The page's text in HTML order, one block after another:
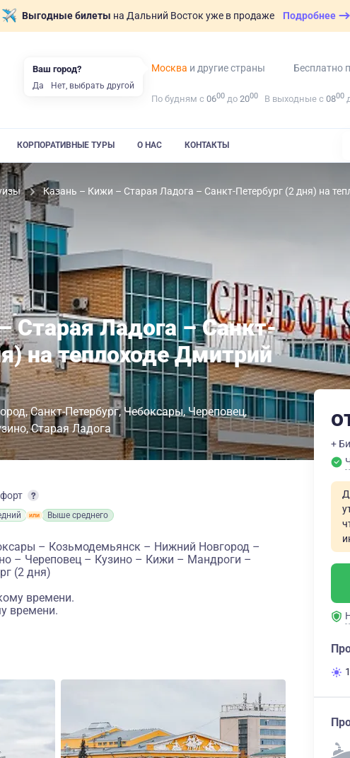
Выгодные билеты на Дальний Восток уже в продаже Подробнее
Москва и другие страны Бесплатно
По будням с 0600 до 2000 В выходные с 0800
КОРПОРАТИВНЫЕ ТУРЫ О НАС КОНТАКТЫ
Казань – Кижи – Старая Ладога – Санкт-Петербург (2 дня) на
Старая Ладога – Санкт-
на теплоходе Дмитрий
Санкт-Петербург Чебоксары Череповец
Старая Ладога
Выше среднего
– Козьмодемьянск – Нижний Новгород –
– Череповец – Кузино – Кижи – Мандроги –
(2 дня)
времени.
времени.
+
Ваш город?
Да Нет, выбрать другой